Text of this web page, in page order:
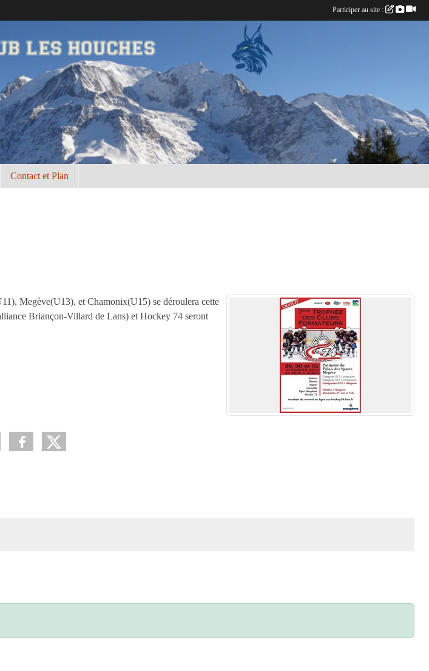
Contact et Plan
Megève(U13), et Chamonix(U15) se déroulera cette
Briançon-Villard de Lans) et Hockey 74 seront
Participer au site :